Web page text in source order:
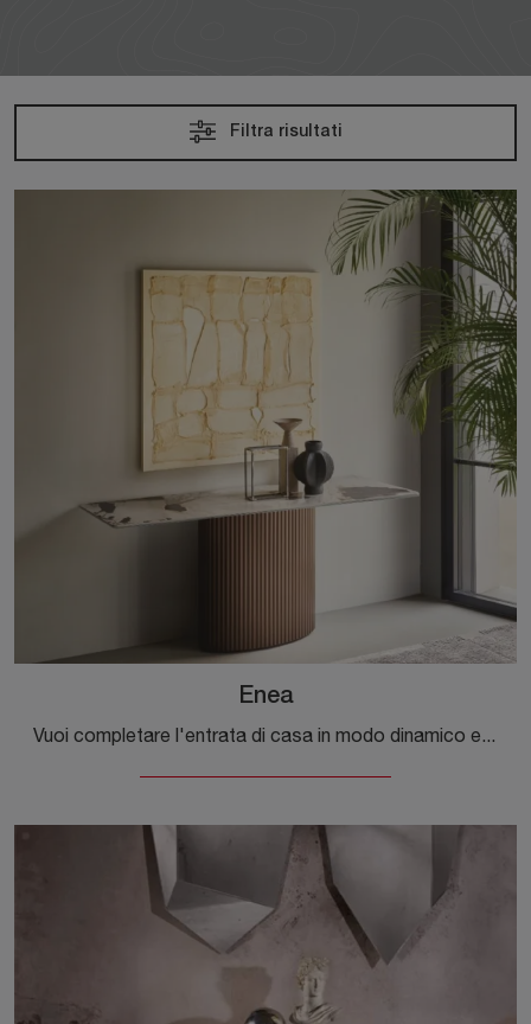
Filtra risultati
Enea
Vuoi completare l'entrata di casa in modo dinamico e operativo? Scopri il modello Enea di Riflessi in ceramica!